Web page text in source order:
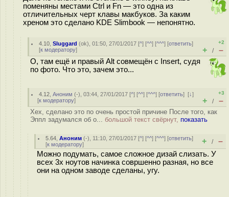
поменяны местами Ctrl и Fn — это одна из
отличительных черт клавы макбуков. За каким
хреном это сделано KDE Slimbook — непонятно.
4.10 ,Sluggard (ok), 01:50, 27/01/2017 [^] [^^] [^^^] [ответить]
[к модератору]
+2
+ / –
О, там ещё и правый Alt совмещён с Insert, судя
по фото. Что это, зачем это...
4.12 ,Аноним (-), 03:44, 27/01/2017 [^] [^^] [^^^] [ответить][↓]
[к модератору]
+3
+ / –
Хех, сделано это по очень простой причине После того, как
Эппл задумался об о... большой текст свёрнут, показать
5.64 ,Аноним (-), 11:10, 27/01/2017 [^] [^^] [^^^] [ответить]
[к модератору] + / –
Можно подумать, самое сложное дизай слизать. У
всех 3х ноутов начинка совршенно разная, но все
они на одном заводе сделаны, угу.